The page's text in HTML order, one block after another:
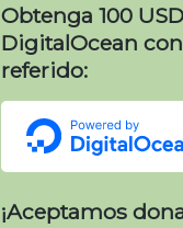
Obtenga 100
DigitalOcean
referido:
¡Aceptamos